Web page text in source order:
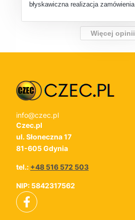
błyskawiczna realizacja zamówienia
Więcej opinii
info@czec.pl
Czec.pl
ul. Słoneczna 17
81-605 Gdynia
tel.: +48 516 572 503
NIP: 5842317562